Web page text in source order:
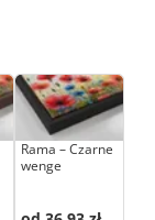
Rama – Czarne
wenge